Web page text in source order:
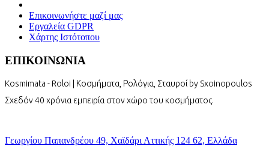
Επικοινωνήστε μαζί μας
Εργαλεία GDPR
Χάρτης Ιστότοπου
ΕΠΙΚΟΙΝΩΝΙΑ
Kosmimata - Roloi | Κοσμήματα, Ρολόγια, Σταυροί by Sxoinopoulos
Σχεδόν 40 χρόνια εμπειρία στον χώρο του κοσμήματος.
Γεωργίου Παπανδρέου 49, Χαϊδάρι Αττικής 124 62, Ελλάδα